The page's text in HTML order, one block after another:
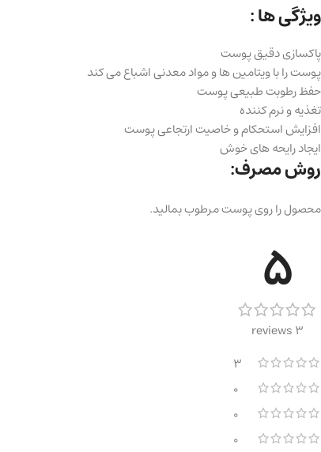
ویژگی ها :
پاکسازی دقیق پوست
پوست را با ویتامین ها و مواد معدنی اشباع می کند
حفظ رطوبت طبیعی پوست
تغذیه و نرم کننده
افزایش استحکام و خاصیت ارتجاعی پوست
ایجاد رایحه های خوش
روش مصرف:
محصول را روی پوست مرطوب بمالید.
5
3 reviews
3
0
0
0